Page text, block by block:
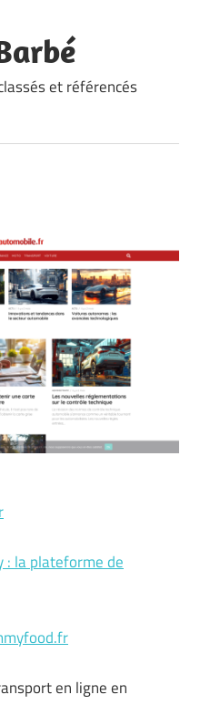
et référencés
: la plateforme de
en ligne en